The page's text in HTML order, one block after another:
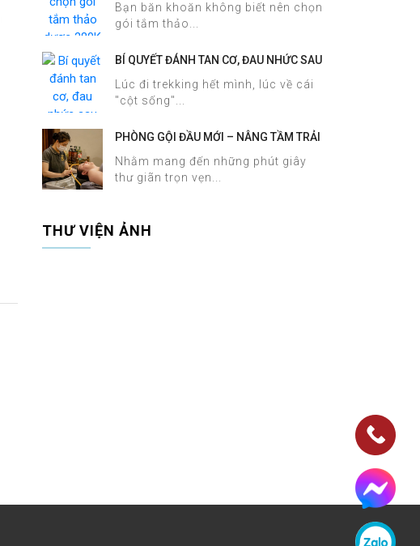
MASSAGE?
Bạn băn khoăn không biết nên chọn
gói tắm thảo...
BÍ QUYẾT ĐÁNH TAN CƠ, ĐAU NHỨC SAU
TẠI HALOSA SPA & MASSAGE
Lúc đi trekking hết mình, lúc về cái
"cột sống"...
PHÒNG GỘI ĐẦU MỚI – NÂNG TẦM TRẢI
NGHIỆM DƯỠNG SINH TẠI HALOSA SPA
& MASSAGE
Nhằm mang đến những phút giây
thư giãn trọn vẹn...
THƯ VIỆN ẢNH